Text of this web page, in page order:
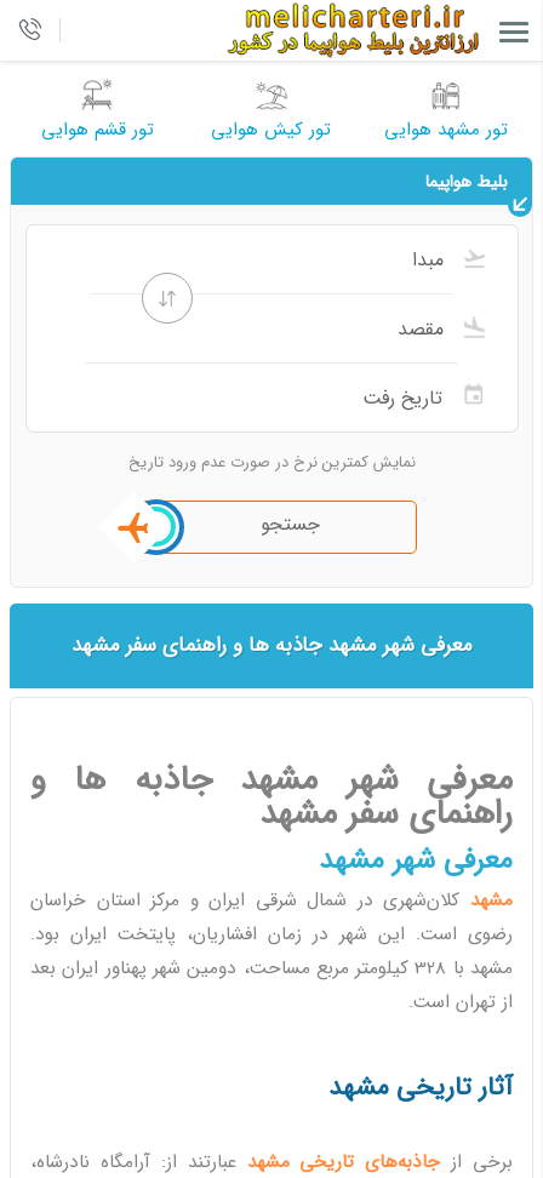
تور مشهد هوایی تور کیش هوایی تور قشم هوایی
بلیط هواپیما
نمایش کمترین نرخ در صورت عدم ورود تاریخ
جستجو
معرفی شهر مشهد جاذبه ها و راهنمای سفر مشهد
معرفی شهر مشهد جاذبه ها و
راهنمای سفر مشهد
معرفی شهر مشهد
مشهد کلان‌شهری در شمال شرقی ایران و مرکز استان خراسان
رضوی است. این شهر در زمان افشاریان، پایتخت ایران بود.
مشهد با 328 کیلومتر مربع مساحت، دومین شهر پهناور ایران بعد
از تهران است.
آثار تاریخی مشهد
برخی از جاذبه‌های تاریخی مشهد عبارتند از: آرامگاه نادرشاه،